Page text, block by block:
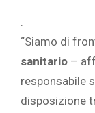
.
“Siamo di
sanitario –
responsabile
disposizione